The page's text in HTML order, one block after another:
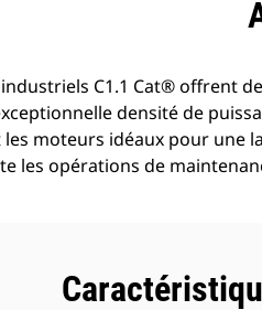
C1.1 Cat® offrent
densité de
moteurs idéaux pour une
les opérations de